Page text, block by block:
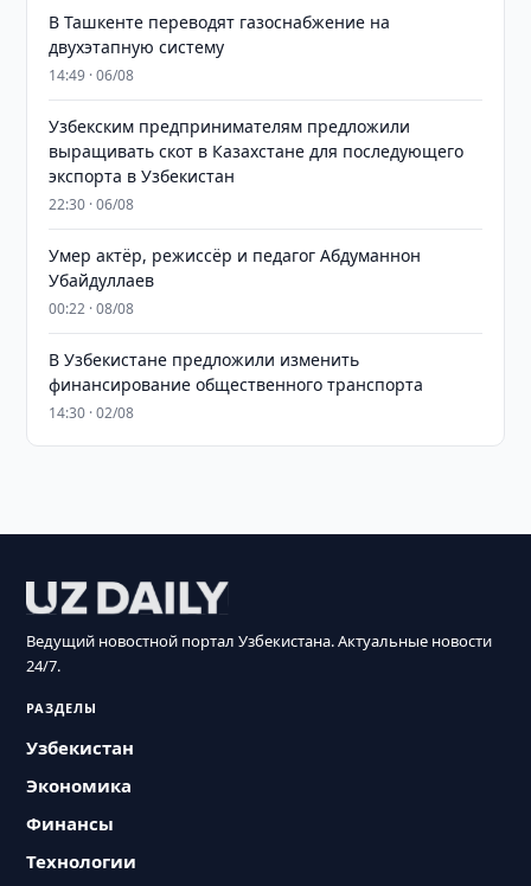
В Ташкенте переводят газоснабжение на
двухэтапную систему
14:49 · 06/08
Узбекским предпринимателям предложили
выращивать скот в Казахстане для последующего
экспорта в Узбекистан
22:30 · 06/08
Умер актёр, режиссёр и педагог Абдуманнон
Убайдуллаев
00:22 · 08/08
В Узбекистане предложили изменить
финансирование общественного транспорта
14:30 · 02/08
Ведущий новостной портал Узбекистана. Актуальные новости
24/7.
РАЗДЕЛЫ
Узбекистан
Экономика
Финансы
Технологии